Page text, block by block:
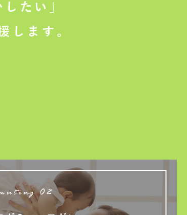
たい」
します。
02